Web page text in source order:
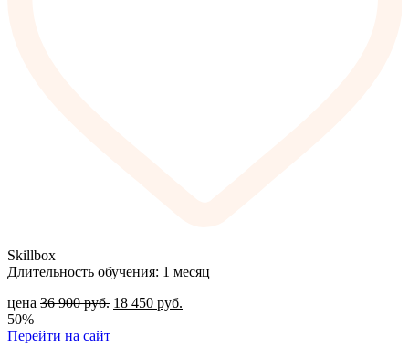
Skillbox
Длительность обучения: 1 месяц
цена 36 900руб. 18 450 руб.
50%
Перейти на сайт